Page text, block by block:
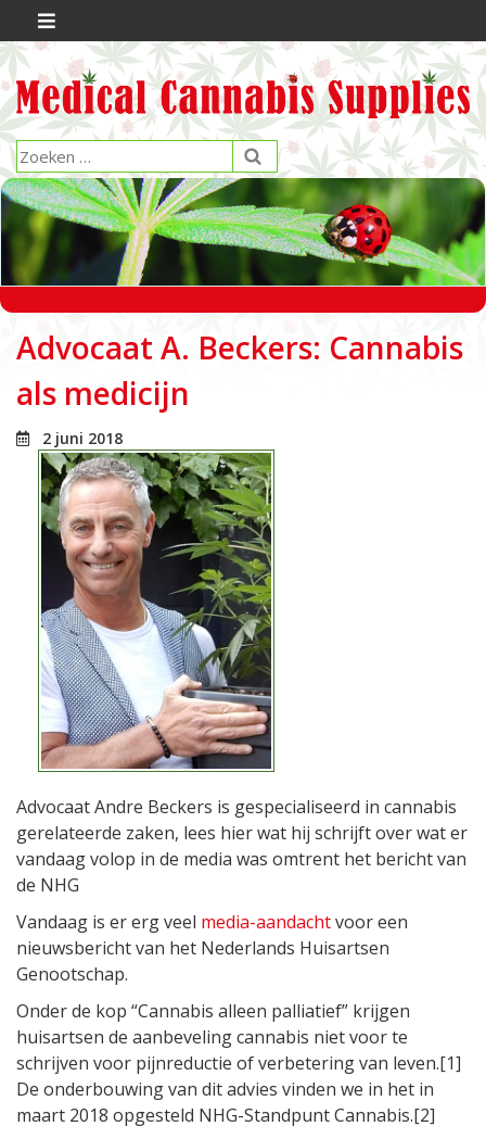
Advocaat A. Beckers: Cannabis
als medicijn
2 juni 2018
Advocaat Andre Beckers is gespecialiseerd in cannabis
gerelateerde zaken, lees hier wat hij schrijft over wat er
vandaag volop in de media was omtrent het bericht van
de NHG
Vandaag is er erg veel media-aandachtvoor een
nieuwsbericht van het Nederlands Huisartsen
Genootschap.
Onder de kop “Cannabis alleen palliatief” krijgen
huisartsen de aanbeveling cannabis niet voor te
schrijven voor pijnreductie of verbetering van leven.[1]
De onderbouwing van dit advies vinden we in het in
maart 2018 opgesteld NHG-Standpunt Cannabis.[2]